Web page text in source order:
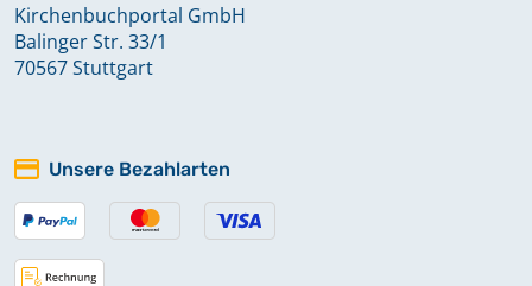
Kirchenbuchportal GmbH
Balinger Str. 33/1
70567 Stuttgart
Unsere Bezahlarten